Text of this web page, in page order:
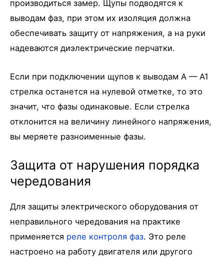
производиться замер. Щупы подводятся к
выводам фаз, при этом их изоляция должна
обеспечивать защиту от напряжения, а на руки
надеваются диэлектрические перчатки.
Если при подключении щупов к выводам A — A1
стрелка останется на нулевой отметке, то это
значит, что фазы одинаковые. Если стрелка
отклонится на величину линейного напряжения,
вы меряете разноименные фазы.
Защита от нарушения порядка
чередования
Для защиты электрического оборудования от
неправильного чередования на практике
применяется реле контроля фаз. Это реле
настроено на работу двигателя или другого